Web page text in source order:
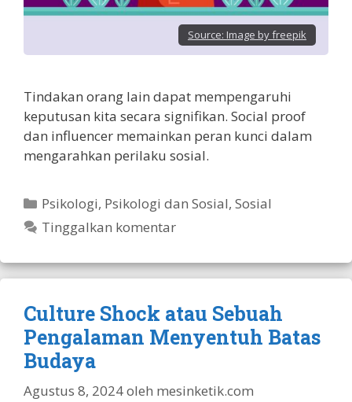
Source: Image by freepik
Tindakan orang lain dapat mempengaruhi
keputusan kita secara signifikan. Social proof
dan influencer memainkan peran kunci dalam
mengarahkan perilaku sosial.
Kategori
Psikologi, Psikologi dan Sosial,Sosial
Tinggalkan komentar
Culture Shock atau Sebuah
Pengalaman Menyentuh Batas
Budaya
Agustus 8, 2024oleh mesinketik.com